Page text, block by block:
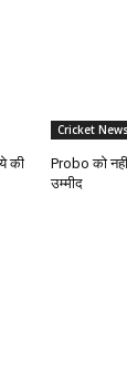
की
Cricket News
Probo को नहीं
उम्मीद